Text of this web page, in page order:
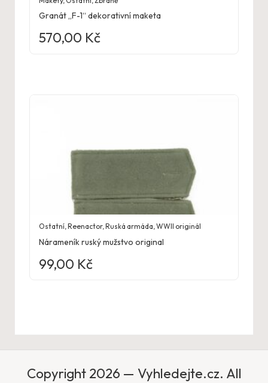
Granát „F-1“ dekorativní maketa
570,00 Kč
Ostatní,Reenactor,Ruská armáda,WWII originál
Nárameník ruský mužstvo original
99,00 Kč
Copyright 2026 — Vyhledejte.cz. All